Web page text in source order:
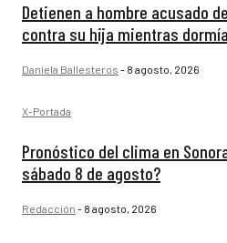
Detienen a hombre acusado
contra su hija mientras
Daniela Ballesteros - 8 agosto, 2026
X-Portada
Pronóstico del clima en
sábado 8 de agosto?
Redacción - 8 agosto, 2026